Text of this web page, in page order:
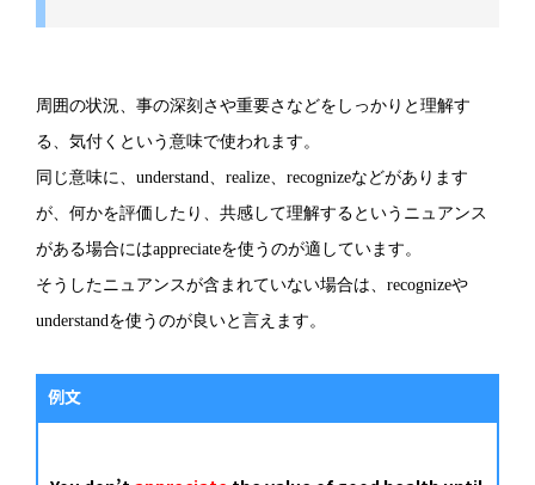
周囲の状況、事の深刻さや重要さなどをしっかりと理解す
る、気付くという意味で使われます。
同じ意味に、understand、realize、recognizeなどがあります
が、何かを評価したり、共感して理解するというニュアンス
がある場合にはappreciateを使うのが適しています。
そうしたニュアンスが含まれていない場合は、recognizeや
understandを使うのが良いと言えます。
例文